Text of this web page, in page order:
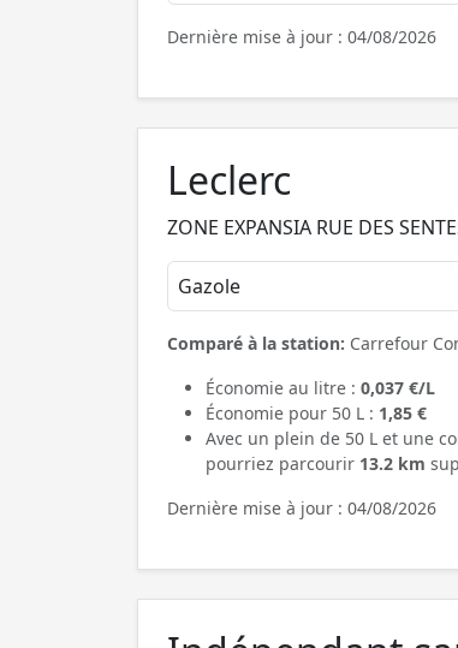
Dernière mise à jour : 04/08/2026
Leclerc
ZONE EXPANSIA RUE DES
Gazole
Comparé à la station: Carrefour
Économie au litre : 0,037 €/L
Économie pour 50 L : 1,85 €
Avec un plein de 50 L et une
pourriez parcourir 13.2 km
Dernière mise à jour : 04/08/2026